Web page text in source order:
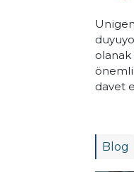
olanak
önemli
davet
Blog